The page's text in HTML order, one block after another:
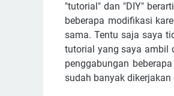
"tutorial" dan "DIY"
beberapa modifikasi
sama. Tentu saja saya
tutorial yang saya ambil
penggabungan
sudah banyak dikerjakan